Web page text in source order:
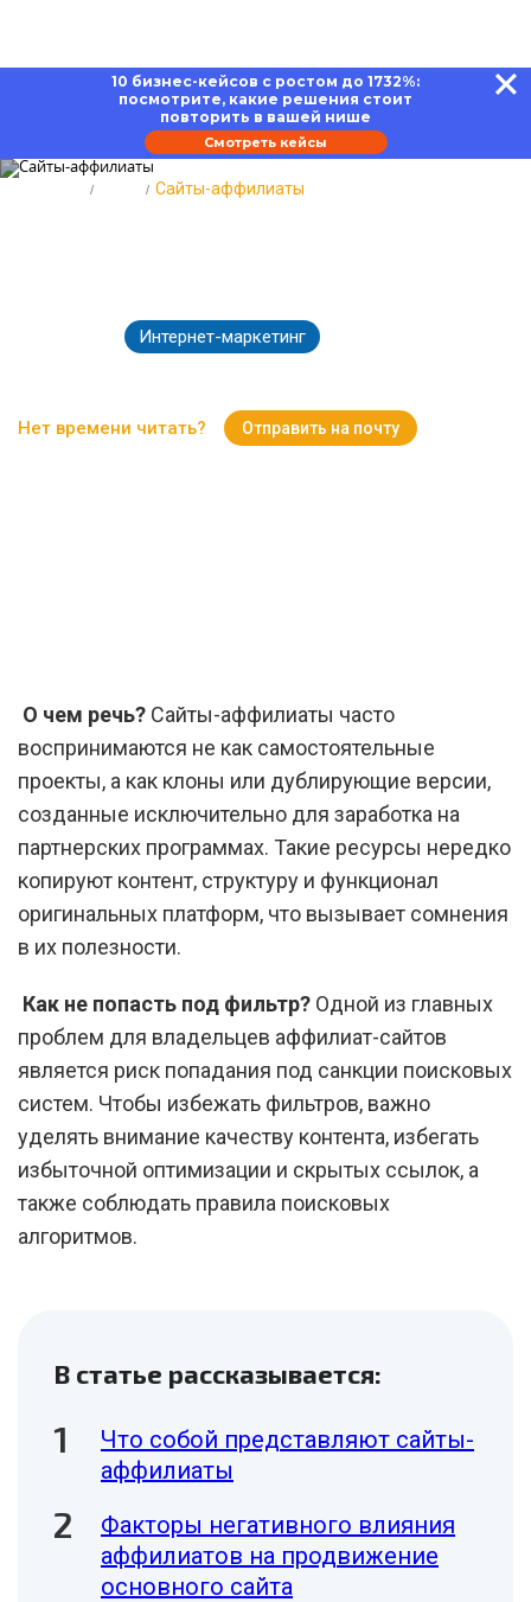
10 бизнес-кейсов с ростом до 1732%:
посмотрите, какие решения стоит
повторить в вашей нише
Смотреть кейсы
Сайты-аффилиаты
Интернет-маркетинг
Нет времени читать? Отправить на почту
О чем речь? Сайты-аффилиаты часто
воспринимаются не как самостоятельные
проекты, а как клоны или дублирующие версии,
созданные исключительно для заработка на
партнерских программах. Такие ресурсы нередко
копируют контент, структуру и функционал
оригинальных платформ, что вызывает сомнения
в их полезности.
Как не попасть под фильтр? Одной из главных
проблем для владельцев аффилиат-сайтов
является риск попадания под санкции поисковых
систем. Чтобы избежать фильтров, важно
уделять внимание качеству контента, избегать
избыточной оптимизации и скрытых ссылок, а
также соблюдать правила поисковых
алгоритмов.
В статье рассказывается:
Что собой представляют сайты-
аффилиаты
Факторы негативного влияния
аффилиатов на продвижение
основного сайта